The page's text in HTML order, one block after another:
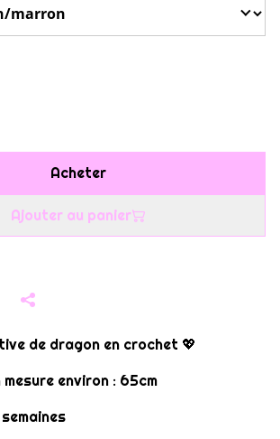
Acheter
Ajouter au panier
de dragon en crochet 💖​
environ : 65cm